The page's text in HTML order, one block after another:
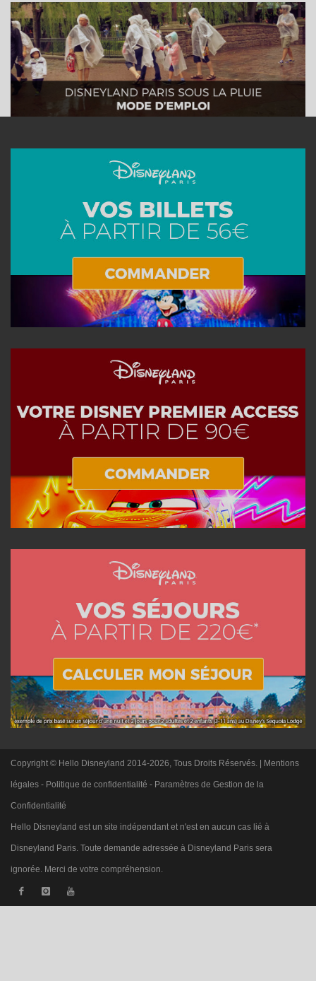
Copyright © Hello Disneyland 2014-2026, Tous Droits Réservés. | Mentions
légales - Politique de confidentialité - Paramètres de Gestion de la
Confidentialité
Hello Disneyland est un site indépendant et n'est en aucun cas lié à
Disneyland Paris. Toute demande adressée à Disneyland Paris sera
ignorée. Merci de votre compréhension.